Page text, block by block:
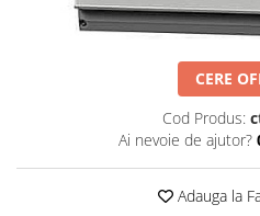
CERE
Cod Produs:
Ai nevoie de ajutor?
Adauga la